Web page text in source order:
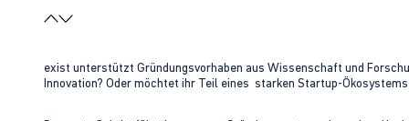
exist unterstützt Gründungsvorhaben aus Wissenschaft und
Innovation? Oder möchtet ihr Teil eines starken Startup-